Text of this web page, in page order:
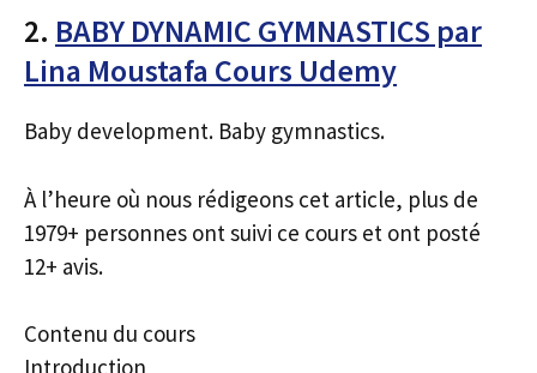
2. BABY DYNAMIC GYMNASTICS par
Lina Moustafa Cours Udemy
Baby development. Baby gymnastics.
À l’heure où nous rédigeons cet article, plus de
1979+ personnes ont suivi ce cours et ont posté
12+ avis.
Contenu du cours
Introduction